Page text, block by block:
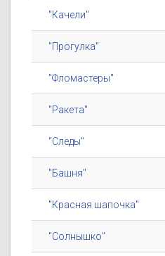
"Качели"
"Прогулка"
"Фломастеры"
"Ракета"
"Следы"
"Башня"
"Красная шапочка"
"Солнышко"